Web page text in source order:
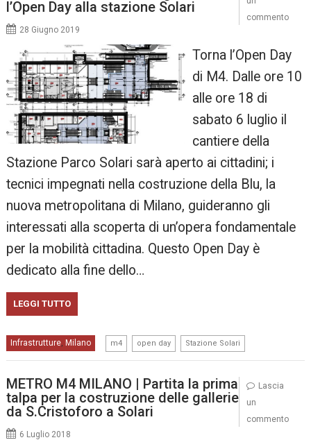
l’Open Day alla stazione Solari
28 Giugno 2019
Torna l’Open Day
di M4. Dalle ore 10
alle ore 18 di
sabato 6 luglio il
cantiere della
Stazione Parco Solari sarà aperto ai cittadini; i
tecnici impegnati nella costruzione della Blu, la
nuova metropolitana di Milano, guideranno gli
interessati alla scoperta di un’opera fondamentale
per la mobilità cittadina. Questo Open Day è
dedicato alla fine dello…
LEGGI TUTTO
Infrastrutture, Milano m4 open day Stazione Solari
commento
METRO M4 MILANO | Partita la prima
talpa per la costruzione delle gallerie
da S.Cristoforo a Solari
6 Luglio 2018
Lascia
un
commento